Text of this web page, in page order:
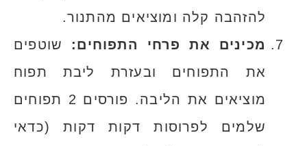
להזהבה קלה ומוציאים מהתנור.
מכינים את פרחי התפוחים: שוטפים
את התפוחים ובעזרת ליבת תפוח
מוציאים את הליבה. פורסים 2 תפוחים
שלמים לפרוסות דקות דקות (כדאי